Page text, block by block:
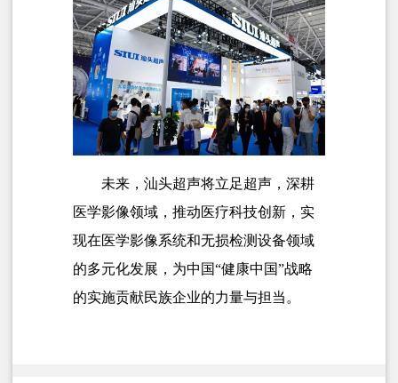
未来，汕头超声将立足超声，深耕
医学影像领域，推动医疗科技创新，实
现在医学影像系统和无损检测设备领域
的多元化发展，为中国“健康中国”战略
的实施贡献民族企业的力量与担当。